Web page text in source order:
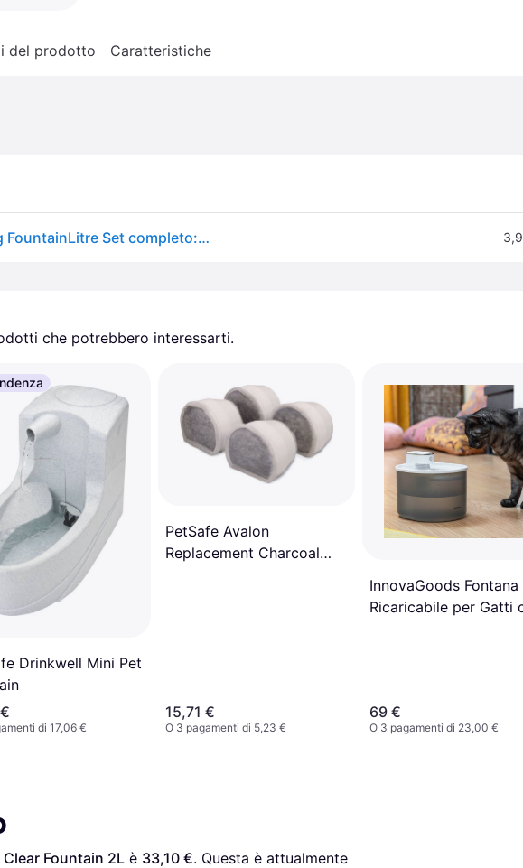
del prodotto Caratteristiche
Catit Design Fresh & Clear Drinking FountainLitre Set completo: Filtro fontana USB Pompa di ricambio, Accessori per ciotola
che potrebbero interessarti.
Drinkwell Mini Pet
di 17,06 €
PetSafe Avalon
Replacement Charcoal
15,71 €
O 3 pagamenti di 5,23 €
InnovaGoods Fontana
Ricaricabile per Gatti
69 €
O 3 pagamenti di 23,00 €
Fountain 2L è 33,10 €. Questa è attualmente